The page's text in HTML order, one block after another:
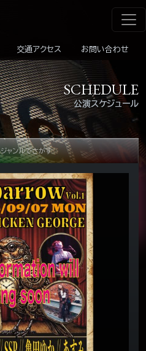
メインナビゲーショ
交通アクセス お問い合わせ
公演スケジュール
SCHEDULE
ジャンルでさがす